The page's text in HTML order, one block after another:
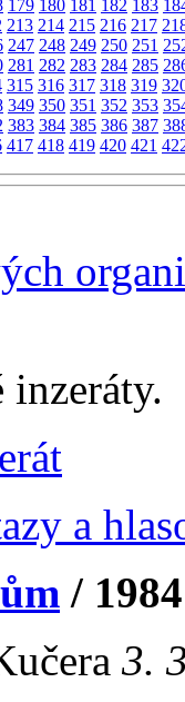
179 180 181 182 183
213 214 215 216 217
247 248 249 250 251
281 282 283 284 285
315 316 317 318 319
349 350 351 352 353
383 384 385 386 387
417 418 419 420 421
inzeráty.
a
/ 1984
3.